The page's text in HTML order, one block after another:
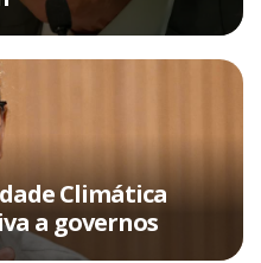
Climática
a governos